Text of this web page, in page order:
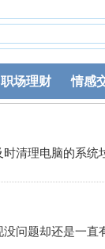
职场理财 情感